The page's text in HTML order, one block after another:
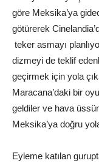
göre Meksika’ya
götürerek
teker asmayı
dizmeyi de teklif
geçirmek için yola
Maracana’daki bir
geldiler ve hava
Meksika’ya doğru
Eyleme katılan